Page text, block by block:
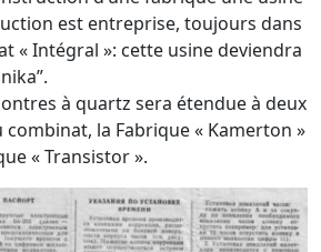
est entreprise, toujours dans
« Intégral »: cette usine deviendra
à quartz sera étendue à deux
la Fabrique « Kamerton »
« Transistor ».